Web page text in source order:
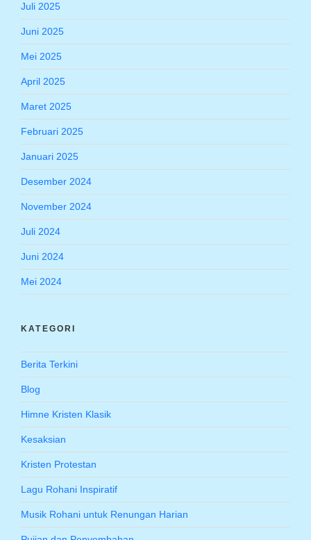
Juli 2025
Juni 2025
Mei 2025
April 2025
Maret 2025
Februari 2025
Januari 2025
Desember 2024
November 2024
Juli 2024
Juni 2024
Mei 2024
KATEGORI
Berita Terkini
Blog
Himne Kristen Klasik
Kesaksian
Kristen Protestan
Lagu Rohani Inspiratif
Musik Rohani untuk Renungan Harian